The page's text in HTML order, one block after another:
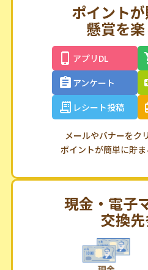
ポイントが
懸賞を楽
アプリDL
アンケート
レシート投稿
メールやバナーをク
ポイントが簡単に貯ま
現金・電子
交換